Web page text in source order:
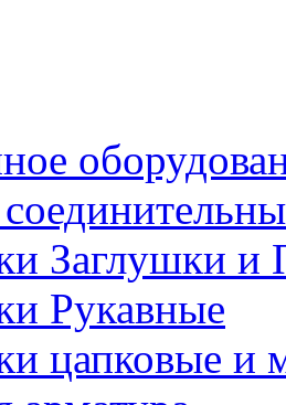
Заглушки и
Рукавные
цапковые и